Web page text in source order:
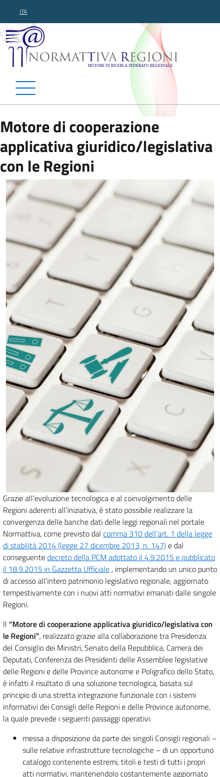
ITA
Normattiva Regioni -
Motore di cooperazione
applicativa giuridico/legislativa
con le Regioni
Grazie all’evoluzione tecnologica e al coinvolgimento delle
Regioni aderenti all’iniziativa, è stato possibile realizzare la
convergenza delle banche dati delle leggi regionali nel portale
Normattiva, come previsto dal comma 310 dell’art. 1 della legge
di stabilità 2014 (legge 27 dicembre 2013, n. 147)e dal
conseguentedecreto della PCM adottato il 4.9.2015 e pubblicato
il 18.9.2015 in Gazzetta Ufficiale , implementando un unico punto
di accesso all’intero patrimonio legislativo regionale, aggiornato
tempestivamente con i nuovi atti normativi emanati dalle singole
Regioni.
Il “Motore di cooperazione applicativa giuridico/legislativa con
le Regioni”, realizzato grazie alla collaborazione tra Presidenza
del Consiglio dei Ministri, Senato della Repubblica, Camera dei
Deputati, Conferenza dei Presidenti delle Assemblee legislative
delle Regioni e delle Province autonome e Poligrafico dello Stato,
è infatti il risultato di una soluzione tecnologica, basata sul
principio di una stretta integrazione funzionale con i sistemi
informativi dei Consigli delle Regioni e delle Province autonome,
la quale prevede i seguenti passaggi operativi:
messa a disposizione da parte dei singoli Consigli regionali –
sulle relative infrastrutture tecnologiche – di un opportuno
catalogo contenente estremi, titoli e testi di tutti i propri
atti normativi, mantenendolo costantemente aggiornato